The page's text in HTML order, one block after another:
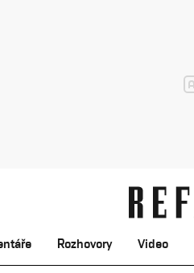
Rozhovory Video